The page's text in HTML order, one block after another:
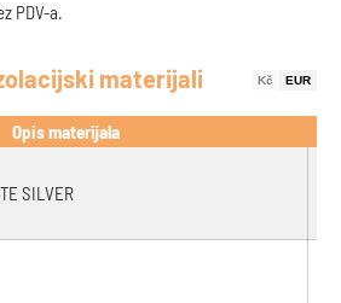
PDV-a.
materijali
Opis materijala
SILVER
Kč EUR